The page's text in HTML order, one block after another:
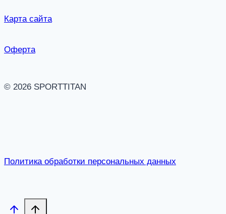
Карта сайта
Оферта
© 2026 SPORTTITAN
Политика обработки персональных данных